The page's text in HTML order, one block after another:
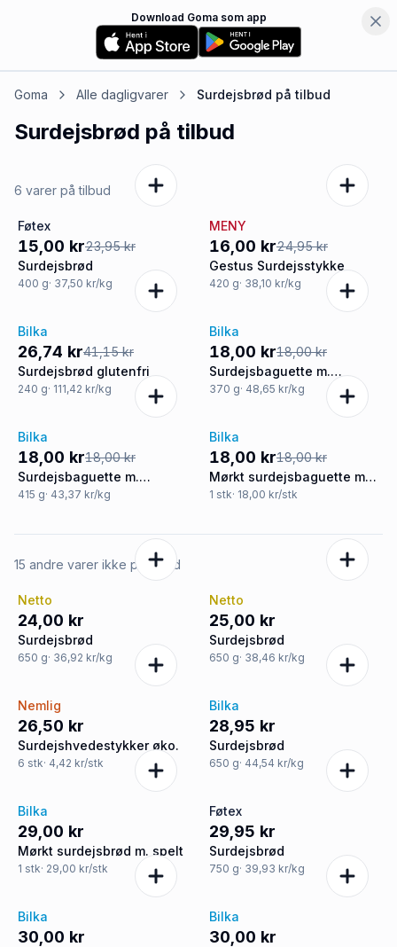
Download Goma som app
Goma Alle dagligvarer Surdejsbrød på tilbud
Surdejsbrød på tilbud
6 varer på tilbud
-37%
Føtex
15,00 kr23,95 kr
Surdejsbrød
400 g· 37,50 kr/kg
-36%
MENY
16,00 kr24,95 kr
Gestus Surdejsstykke
420 g· 38,10 kr/kg
-35%
Bilka
26,74 kr41,15 kr
Surdejsbrød glutenfri
240 g· 111,42 kr/kg
Tilbud
Bilka
18,00 kr18,00 kr
Surdejsbaguette m.
durumhvedemel
370 g· 48,65 kr/kg
Tilbud
Bilka
18,00 kr18,00 kr
Surdejsbaguette m.
hvidløg
415 g· 43,37 kr/kg
Tilbud
Bilka
18,00 kr18,00 kr
Mørkt surdejsbaguette m.
spelt
1 stk· 18,00 kr/stk
15 andre varer ikke på tilbud
Netto
24,00 kr
Surdejsbrød
650 g· 36,92 kr/kg
Netto
25,00 kr
Surdejsbrød
650 g· 38,46 kr/kg
Nemlig
26,50 kr
Surdejshvedestykker øko.
6 stk· 4,42 kr/stk
Bilka
28,95 kr
Surdejsbrød
650 g· 44,54 kr/kg
Bilka
29,00 kr
Mørkt surdejsbrød m. spelt
1 stk· 29,00 kr/stk
Føtex
29,95 kr
Surdejsbrød
750 g· 39,93 kr/kg
Bilka
30,00 kr
Bilka
30,00 kr